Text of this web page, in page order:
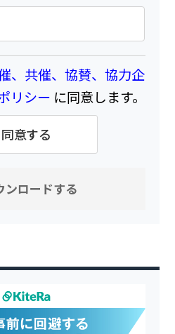
、共催、協賛、協力企
リシー に同意します。
同意する